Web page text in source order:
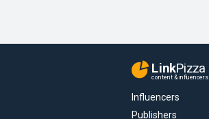
LinkPizza
content & influencers
Influencers
Publishers